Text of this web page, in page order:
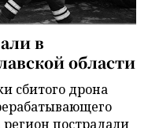
в
области
сбитого дрона
регион пострадали